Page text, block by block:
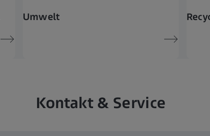
Umwelt
Kontakt & Service